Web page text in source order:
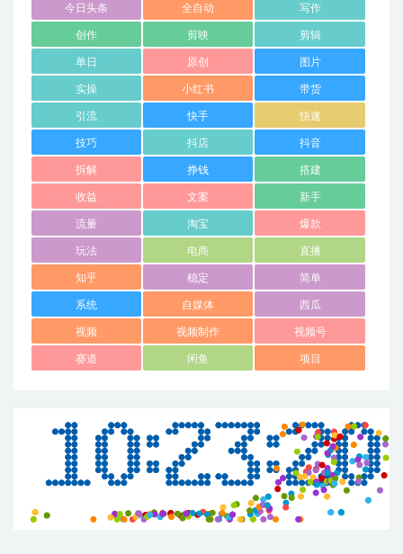
今日头条 全自动 写作
创作 剪映 剪辑
单日 原创 图片
实操 小红书 带货
引流 快手 快速
技巧 抖店 抖音
拆解 挣钱 搭建
收益 文案 新手
流量 淘宝 爆款
玩法 电商 直播
知乎 稳定 简单
系统 自媒体 西瓜
视频 视频制作 视频号
赛道 闲鱼 项目